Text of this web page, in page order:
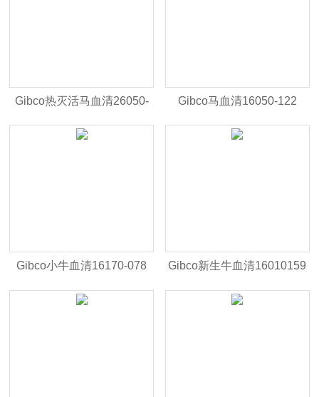
Gibco热灭活马血清26050-
088
Gibco马血清16050-122
Gibco小牛血清16170-078 Gibco新生牛血清16010159